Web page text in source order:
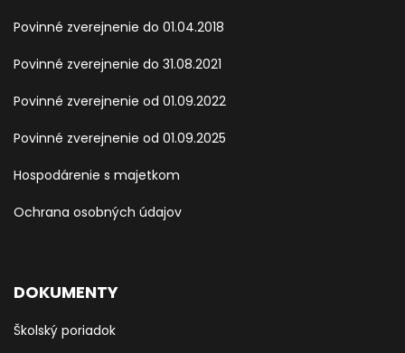
Povinné zverejnenie do 01.04.2018
Povinné zverejnenie do 31.08.2021
Povinné zverejnenie od 01.09.2022
Povinné zverejnenie od 01.09.2025
Hospodárenie s majetkom
Ochrana osobných údajov
DOKUMENTY
Školský poriadok